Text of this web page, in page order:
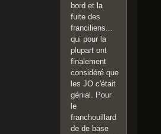
bord et la
fuite des
franciliens...
qui pour la
plupart ont
finalement
considéré que
les JO c'était
génial. Pour
le
franchouillard
de de base